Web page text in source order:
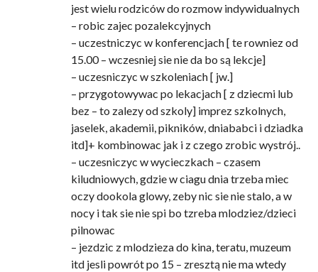
jest wielu rodziców do rozmow indywidualnych
– robic zajec pozalekcyjnych
– uczestniczyc w konferencjach [ te rowniez od
15.00 – wczesniej sie nie da bo są lekcje]
– uczesniczyc w szkoleniach [ jw.]
– przygotowywac po lekacjach [ z dziecmi lub
bez – to zalezy od szkoly] imprez szkolnych,
jaselek, akademii, pikników, dniababci i dziadka
itd]+ kombinowac jak i z czego zrobic wystrój..
– uczesniczyc w wycieczkach – czasem
kiludniowych, gdzie w ciagu dnia trzeba miec
oczy dookola glowy, zeby nic sie nie stalo, a w
nocy i tak sie nie spi bo tzreba mlodziez/dzieci
pilnowac
– jezdzic z mlodzieza do kina, teratu, muzeum
itd jesli powrót po 15 – zresztą nie ma wtedy